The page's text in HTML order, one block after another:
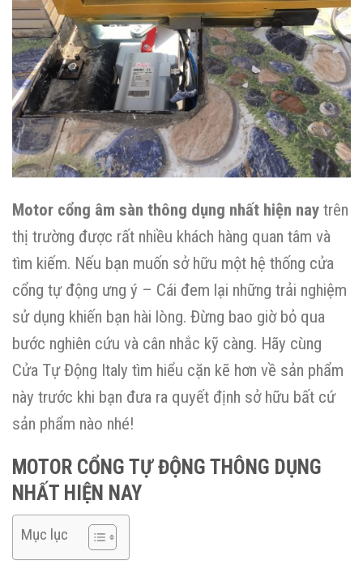
Motor cổng âm sàn thông dụng nhất hiện nay trên
thị trường được rất nhiều khách hàng quan tâm và
tìm kiếm. Nếu bạn muốn sở hữu một hệ thống cửa
cổng tự động ưng ý – Cái đem lại những trải nghiệm
sử dụng khiến bạn hài lòng. Đừng bao giờ bỏ qua
bước nghiên cứu và cân nhắc kỹ càng. Hãy cùng
Cửa Tự Động Italy tìm hiểu cặn kẽ hơn về sản phẩm
này trước khi bạn đưa ra quyết định sở hữu bất cứ
sản phẩm nào nhé!
MOTOR CỔNG TỰ ĐỘNG THÔNG DỤNG
NHẤT HIỆN NAY
Mục lục